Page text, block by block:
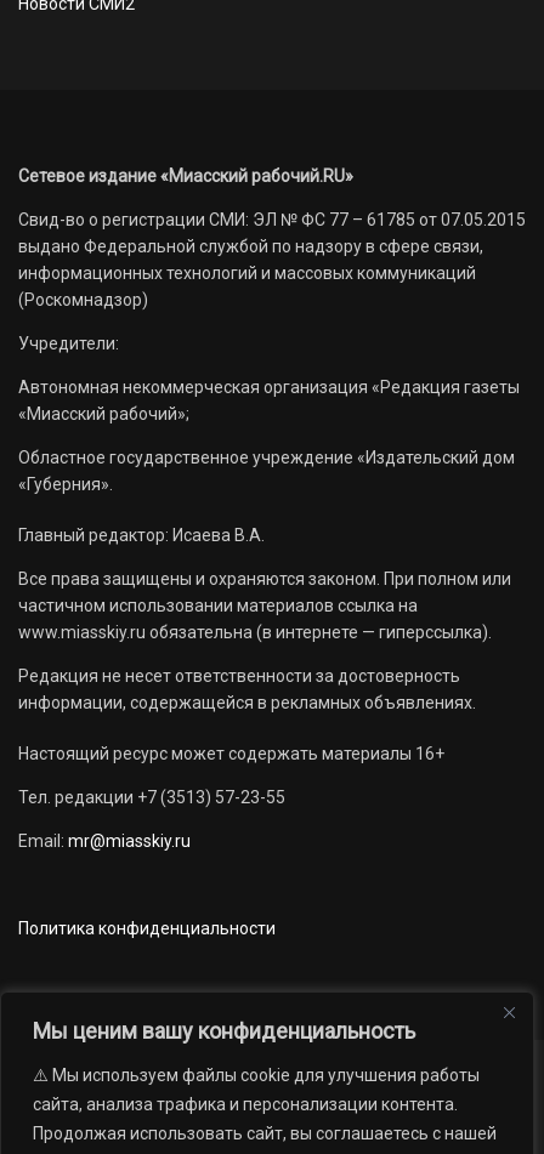
Мы ценим вашу конфиденциальность
⚠️ Мы используем файлы cookie для улучшения работы
сайта, анализа трафика и персонализации контента.
Продолжая использовать сайт, вы соглашаетесь с нашей
Сетевое издание «Миасский рабочий.RU»
Свид-во о регистрации СМИ: ЭЛ № ФС 77 – 61785 от 07.05.2015
выдано Федеральной службой по надзору в сфере связи,
информационных технологий и массовых коммуникаций
(Роскомнадзор)
Учредители:
Автономная некоммерческая организация «Редакция газеты
«Миасский рабочий»;
Областное государственное учреждение «Издательский дом
«Губерния».
Главный редактор: Исаева В.А.
Все права защищены и охраняются законом. При полном или
частичном использовании материалов ссылка на
www.miasskiy.ru обязательна (в интернете — гиперссылка).
Редакция не несет ответственности за достоверность
информации, содержащейся в рекламных объявлениях.
Настоящий ресурс может содержать материалы 16+
Тел. редакции +7 (3513) 57-23-55
Email: mr@miasskiy.ru
Политика конфиденциальности
Новости Наши проекты
Официально
АРХИВ
16+